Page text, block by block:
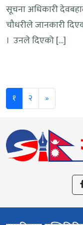
सूचना अधिकारी
चौधरीले जानकारी
। उनले दिएको […]
१ २ »